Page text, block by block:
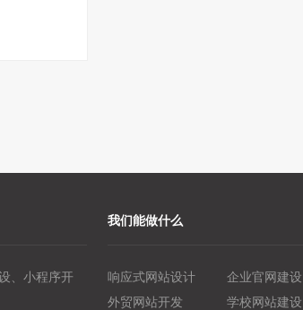
、小程序开
我们能做什么
响应式网站设计
企业官网建设
外贸网站开发
学校网站建设